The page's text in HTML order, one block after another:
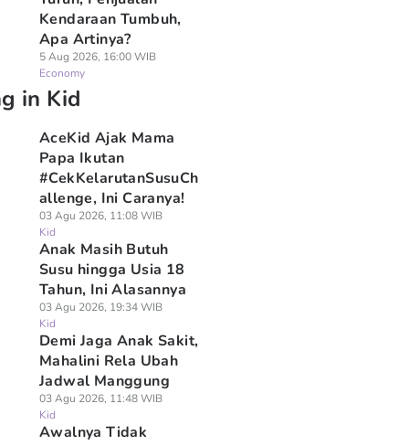
Kendaraan Tumbuh,
Apa Artinya?
5 Aug 2026, 16:00 WIB
Economy
in Kid
AceKid Ajak Mama
Papa Ikutan
#CekKelarutanSusuCh
allenge, Ini Caranya!
03 Agu 2026, 11:08 WIB
Kid
Anak Masih Butuh
Susu hingga Usia 18
Tahun, Ini Alasannya
03 Agu 2026, 19:34 WIB
Kid
Demi Jaga Anak Sakit,
Mahalini Rela Ubah
Jadwal Manggung
03 Agu 2026, 11:48 WIB
Kid
Awalnya Tidak